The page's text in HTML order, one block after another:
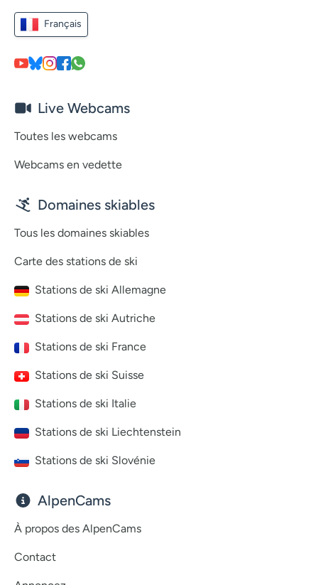
Français
Live Webcams
Toutes les webcams
Webcams en vedette
Domaines skiables
Tous les domaines skiables
Carte des stations de ski
Stations de ski Allemagne
Stations de ski Autriche
Stations de ski France
Stations de ski Suisse
Stations de ski Italie
Stations de ski Liechtenstein
Stations de ski Slovénie
AlpenCams
À propos des AlpenCams
Contact